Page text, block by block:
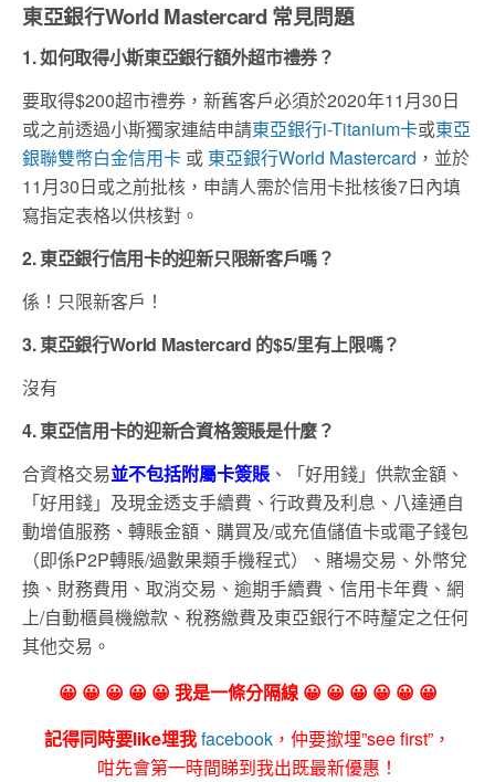
東亞銀行World Mastercard常見問題
1. 如何取得小斯東亞銀行額外超市禮券？
要取得$200超市禮券，新舊客戶必須於2020年11月30日
或之前透過小斯獨家連結申請東亞銀行i-Titanium卡或東亞
銀聯雙幣白金信用卡 或 東亞銀行World Mastercard ，並於
11月30日或之前批核，申請人需於信用卡批核後7日內填
寫指定表格以供核對。
2. 東亞銀行信用卡的迎新只限新客戶嗎？
係！只限新客戶！
3. 東亞銀行World Mastercard 的$5/里有上限嗎？
沒有
4. 東亞信用卡的迎新合資格簽賬是什麼？
合資格交易並不包括附屬卡簽賬 、「好用錢」供款金額、
「好用錢」及現金透支手續費、行政費及利息、八達通自
動增值服務、轉賬金額、購買及/或充值儲值卡或電子錢包
（即係P2P轉賬/過數果類手機程式）、賭場交易、外幣兌
換、財務費用、取消交易、逾期手續費、信用卡年費、網
上/自動櫃員機繳款、稅務繳費及東亞銀行不時釐定之任何
其他交易。
😀 😀 😀 😀 😀 我是一條分隔線 😀 😀 😀 😀 😀 😀
記得同時要like埋我facebook ，仲要撳埋”see first”，
咁先會第一時間睇到我出既最新優惠！